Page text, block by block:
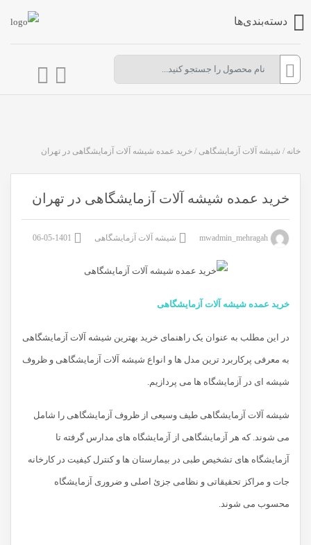
دسته‌بندی‌ها
خانه / شیشه آلات آزمایشگاهی / خرید عمده شیشه آلات آزمایشگاهی در تهران
خرید عمده شیشه آلات آزمایشگاهی در تهران
شیشه آلات آزمایشگاهی 1401-05-06
خرید عمده شیشه آلات آزمایشگاهی
در این مطلب به عنوان یک راهنمای خرید بهترین شیشه آلات آزمایشگاهی
به معرفی پرکاربرد ترین مدل ها و انواع شیشه آلات آزمایشگاهی و ظروف
شیشه ای در آزمایشگاه ها می پردازیم.
شیشه آلات آزمایشگاهی طیف وسیعی از ظروف آزمایشگاهی را شامل
می شوند. که هر آزمایشگاهی از آزمایشگاه های مدارس گرفته تا
آزمایشگاه های تشخیص طبی در بیمارستان ها و کنترل کیفیت در کارخانه
جات و مراکز تحقیقاتی و نظامی جزئ اصلی و ضروری آزمایشگاه
محسوب می شوند.